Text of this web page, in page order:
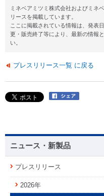
ミネベアミツミ株式会社およびミネ
リースを掲載しています。
ここに掲載されている情報は、発表
更・販売終了等により、最新の情報
い。
プレスリリース一覧 に戻る
ニュース・新製品
プレスリリース
2026年